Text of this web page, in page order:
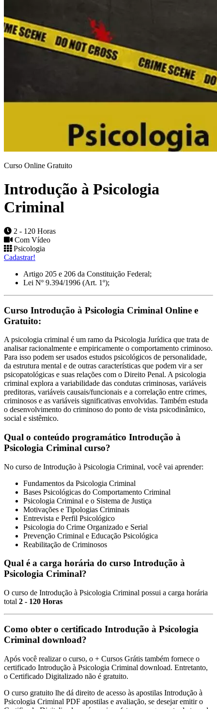
Curso Online Gratuito
Introdução à Psicologia
Criminal
2 - 120 Horas
Com Vídeo
Psicologia
Cadastrar!
Artigo 205 e 206 da Constituição Federal;
Lei Nº 9.394/1996 (Art. 1º);
Curso Introdução à Psicologia Criminal Online e
Gratuito:
A psicologia criminal é um ramo da Psicologia Jurídica que trata de
analisar racionalmente e empiricamente o comportamento criminoso.
Para isso podem ser usados estudos psicológicos de personalidade,
da estrutura mental e de outras características que podem vir a ser
psicopatológicas e suas relações com o Direito Penal. A psicologia
criminal explora a variabilidade das condutas criminosas, variáveis
preditoras, variáveis causais/funcionais e a correlação entre crimes,
criminosos e as variáveis significativas envolvidas. Também estuda
o desenvolvimento do criminoso do ponto de vista psicodinâmico,
social e sistêmico.
Qual o conteúdo programático Introdução à
Psicologia Criminal curso?
No curso de Introdução à Psicologia Criminal, você vai aprender:
Fundamentos da Psicologia Criminal
Bases Psicológicas do Comportamento Criminal
Psicologia Criminal e o Sistema de Justiça
Motivações e Tipologias Criminais
Entrevista e Perfil Psicológico
Psicologia do Crime Organizado e Serial
Prevenção Criminal e Educação Psicológica
Reabilitação de Criminosos
Qual é a carga horária do curso Introdução à
Psicologia Criminal?
O curso de Introdução à Psicologia Criminal possui a carga horária
total 2 - 120 Horas
Como obter o certificado Introdução à Psicologia
Criminal download?
Após você realizar o curso, o + Cursos Grátis também fornece o
certificado Introdução à Psicologia Criminal download. Entretanto,
o Certificado Digitalizado não é gratuito.
O curso gratuito lhe dá direito de acesso às apostilas Introdução à
Psicologia Criminal PDF apostilas e avaliação, se desejar emitir o